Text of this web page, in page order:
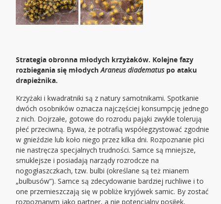
Strategia obronna młodych krzyżaków. Kolejne fazy
rozbiegania się młodychAraneus diadematuspo ataku
drapieżnika.
Krzyżaki i kwadratniki są z natury samotnikami. Spotkanie
dwóch osobników oznacza najczęściej konsumpcję jednego
z nich. Dojrzałe, gotowe do rozrodu pająki zwykle tolerują
płeć przeciwną. Bywa, że potrafią współegzystować zgodnie
w gnieździe lub koło niego przez kilka dni. Rozpoznanie płci
nie nastręcza specjalnych trudności. Samce są mniejsze,
smuklejsze i posiadają narządy rozrodcze na
nogogłaszczkach, tzw. bulbi (określane są też mianem
„bulbusów”). Samce są zdecydowanie bardziej ruchliwe i to
one przemieszczają się w pobliże kryjówek samic. By zostać
rozpoznanym jako partner, a nie potencjalny posiłek,